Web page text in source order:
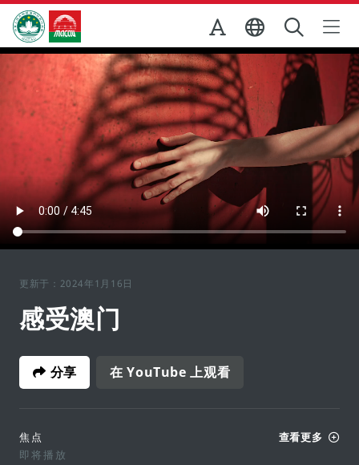
跳至主内容
澳门特别行政区政府旅游局
更新于：2024年1月16日
感受澳门
分享 在 YouTube 上观看
焦点
即将播放
查看更多